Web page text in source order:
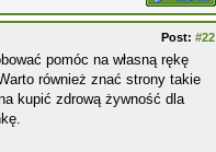
Post: #22
pomóc na własną rękę
również znać strony takie
kupić zdrową żywność dla